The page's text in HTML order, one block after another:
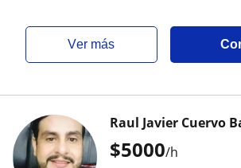
ver más
$5000/h
Raul Javier Cuervo